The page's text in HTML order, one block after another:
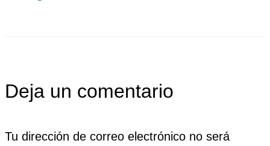
Deja un comentario
Tu dirección de correo electrónico no será